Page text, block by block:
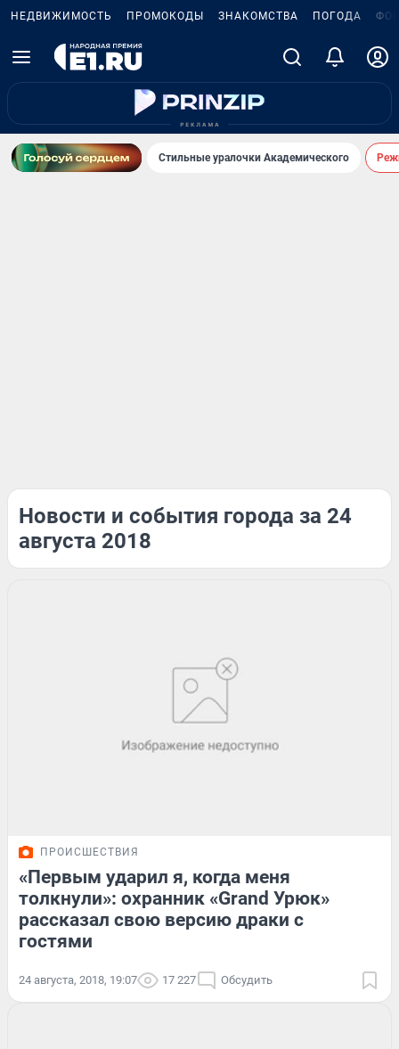
НЕДВИЖИМОСТЬ ПРОМОКОДЫ ЗНАКОМСТВА ПОГОДА
Стильные уралочки Академического
Новости и события города за 24
августа 2018
ПРОИСШЕСТВИЯ
«Первым ударил я, когда меня
толкнули»: охранник «Grand Урюк»
рассказал свою версию драки с
гостями
24 августа, 2018, 19:07 17 227 Обсудить